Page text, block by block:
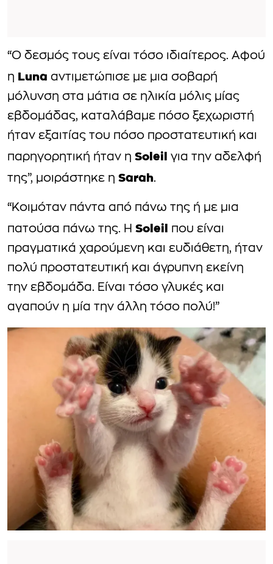
“Ο δεσμός τους είναι τόσο ιδιαίτερος. Αφού
η Luna αντιμετώπισε με μια σοβαρή
μόλυνση στα μάτια σε ηλικία μόλις μίας
εβδομάδας, καταλάβαμε πόσο ξεχωριστή
ήταν εξαιτίας του πόσο προστατευτική και
παρηγορητική ήταν η Soleil για την αδελφή
της”, μοιράστηκε η Sarah.
“Κοιμόταν πάντα από πάνω της ή με μια
πατούσα πάνω της. Η Soleil που είναι
πραγματικά χαρούμενη και ευδιάθετη, ήταν
πολύ προστατευτική και άγρυπνη εκείνη
την εβδομάδα. Είναι τόσο γλυκές και
αγαπούν η μία την άλλη τόσο πολύ!”